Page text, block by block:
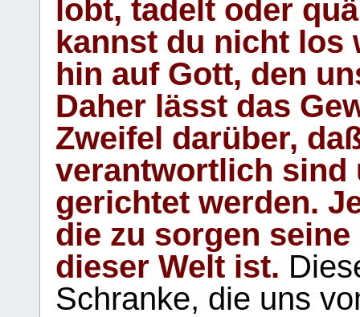
lobt, tadelt oder
kannst du nicht los
hin auf Gott, den
Daher lässt das
Zweifel darüber,
verantwortlich sind
gerichtet werden.
die zu sorgen
dieser Welt ist.
Schranke, die uns